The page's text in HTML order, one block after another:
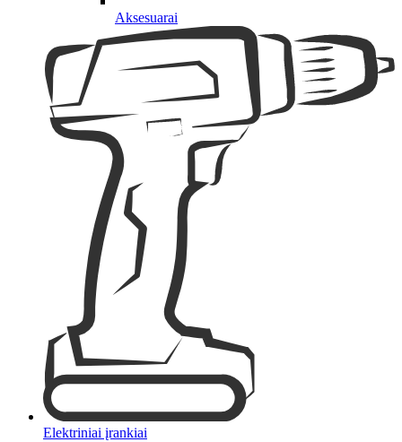
Aksesuarai
Elektriniai įrankiai